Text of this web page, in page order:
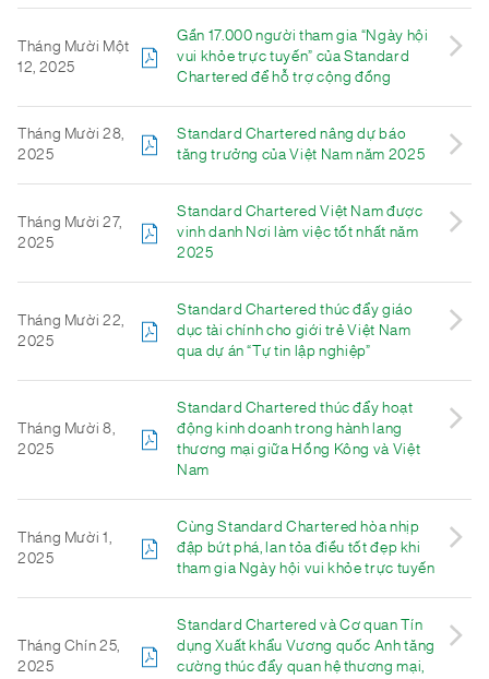
Tháng Mười Một
12, 2025
Gần 17.000 người tham gia “Ngày hội
vui khỏe trực tuyến” của Standard
Chartered để hỗ trợ cộng đồng
Tháng Mười 28,
2025
Standard Chartered nâng dự báo
tăng trưởng của Việt Nam năm 2025
Tháng Mười 27,
2025
Standard Chartered Việt Nam được
vinh danh Nơi làm việc tốt nhất năm
2025
Tháng Mười 22,
2025
Standard Chartered thúc đẩy giáo
dục tài chính cho giới trẻ Việt Nam
qua dự án “Tự tin lập nghiệp”
Tháng Mười 8,
2025
Standard Chartered thúc đẩy hoạt
động kinh doanh trong hành lang
thương mại giữa Hồng Kông và Việt
Nam
Tháng Mười 1,
2025
Cùng Standard Chartered hòa nhịp
đập bứt phá, lan tỏa điều tốt đẹp khi
tham gia Ngày hội vui khỏe trực tuyến
Tháng Chín 25,
2025
Standard Chartered và Cơ quan Tín
dụng Xuất khẩu Vương quốc Anh tăng
cường thúc đẩy quan hệ thương mại,